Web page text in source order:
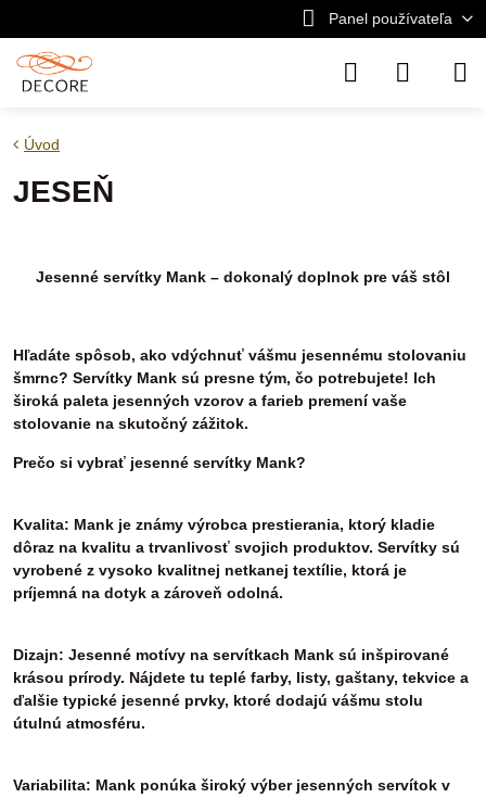
Panel používateľa
Úvod
JESEŇ
Jesenné servítky Mank – dokonalý doplnok pre váš stôl
Hľadáte spôsob, ako vdýchnuť vášmu jesennému stolovaniu
šmrnc? Servítky Mank sú presne tým, čo potrebujete! Ich
široká paleta jesenných vzorov a farieb premení vaše
stolovanie na skutočný zážitok.
Prečo si vybrať jesenné servítky Mank?
Kvalita: Mank je známy výrobca prestierania, ktorý kladie
dôraz na kvalitu a trvanlivosť svojich produktov. Servítky sú
vyrobené z vysoko kvalitnej netkanej textílie, ktorá je
príjemná na dotyk a zároveň odolná.
Dizajn: Jesenné motívy na servítkach Mank sú inšpirované
krásou prírody. Nájdete tu teplé farby, listy, gaštany, tekvice a
ďalšie typické jesenné prvky, ktoré dodajú vášmu stolu
útulnú atmosféru.
Variabilita: Mank ponúka široký výber jesenných servítok v